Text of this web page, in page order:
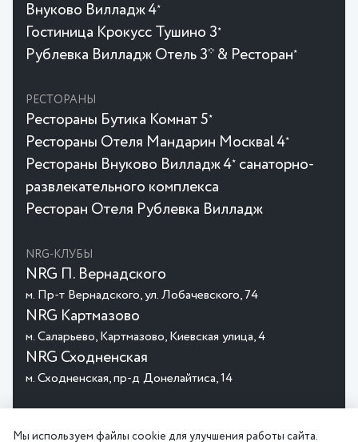
Внуково Вилладж 4★
Гостиница Крокусc Тушино 3★
Рублевка Вилладж Отель 3* & Ресторан★
РЕСТОРАНЫ
Рестораны Бутика Комнат 5★
Рестораны Отеля Мандарин Москваl 4★
Рестораны Внуково Вилладж 4★
санаторно-
развлекательного комплекса
Ресторан Отеля Рублевка Вилладж
NRG-КЛУБЫ
NRG П. Вернадского
м. Пр-т Вернадского, ул. Лобачевского, 74
NRG Картмазово
м. Саларьево, Картмазово, Киевская улица, 4
NRG Сходненская
м. Сходненская, пр-д Донелайтиса, 14
Политика
Пользовательское
Мы используем файлы cookie для улучшения работы сайта.